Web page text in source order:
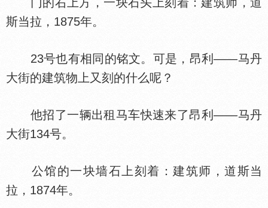
斯当拉，1875年。
23号也有相同的铭文。可是，昂利——马丹
大街的建筑物上又刻的什么呢？
他招了一辆出租马车快速来了昂利——马丹
大街134号。
公馆的一块墙石上刻着：建筑师，道斯当
拉，1874年。